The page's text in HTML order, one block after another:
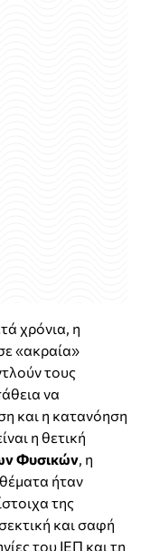
χρόνια, η
«ακραία»
τους
να
και η κατανόηση
η θετική
Φυσικών , η
ήταν
της
και σαφή
του ΙΕΠ και τη